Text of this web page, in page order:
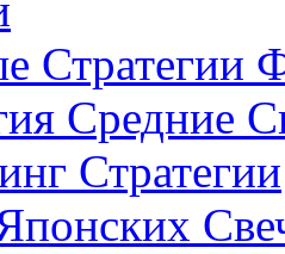
Стратегии
Средние
Стратегии